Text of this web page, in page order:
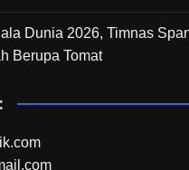
Dunia 2026, Timnas
Berupa Tomat